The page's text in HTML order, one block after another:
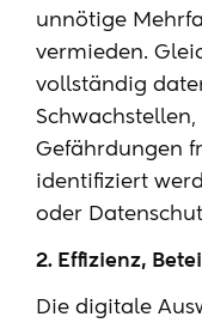
unnötige
vermieden.
vollständig
Gefährdungen
identifiziert
oder
2. Effizienz,
Die digitale